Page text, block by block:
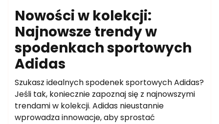
Nowości w kolekcji:
Najnowsze trendy w
spodenkach sportowych
Adidas
Szukasz idealnych spodenek sportowych Adidas?
Jeśli tak, koniecznie zapoznaj się z najnowszymi
trendami w kolekcji. Adidas nieustannie
wprowadza innowacje, aby sprostać